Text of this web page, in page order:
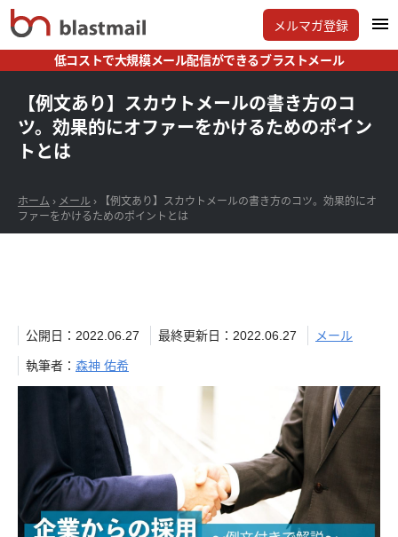
メルマガ登録
低コストで大規模メール配信ができるブラストメール
【例文あり】スカウトメールの書き方のコ
ツ。効果的にオファーをかけるためのポイン
トとは
ホーム › メール › 【例文あり】スカウトメールの書き方のコツ。効果的にオ
ファーをかけるためのポイントとは
公開日：2022.06.27 最終更新日：2022.06.27 メール
執筆者： 森神 佑希